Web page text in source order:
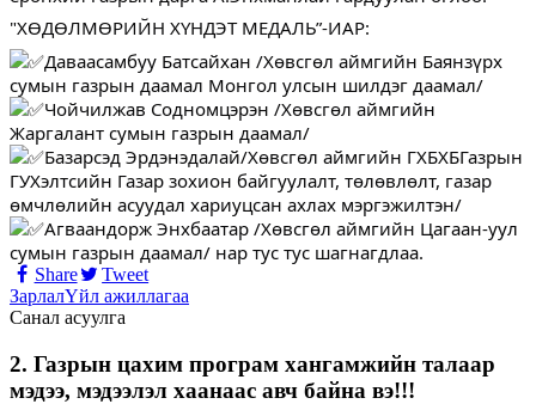
"ХӨДӨЛМӨРИЙН ХҮНДЭТ МЕДАЛЬ”-ИАР:
Даваасамбуу Батсайхан /Хөвсгөл аймгийн Баянзүрх
сумын газрын даамал Монгол улсын шилдэг даамал/
Чойчилжав Содномцэрэн /Хөвсгөл аймгийн
Жаргалант сумын газрын даамал/
Базарсэд Эрдэнэдалай/Хөвсгөл аймгийн ГХБХБГазрын
ГУХэлтсийн Газар зохион байгуулалт, төлөвлөлт, газар
өмчлөлийн асуудал хариуцсан ахлах мэргэжилтэн/
Агваандорж Энхбаатар /Хөвсгөл аймгийн Цагаан-уул
сумын газрын даамал/ нар тус тус шагнагдлаа.
Share
Tweet
ЗарлалҮйл ажиллагаа
Санал асуулга
2. Газрын цахим програм хангамжийн талаар
мэдээ, мэдээлэл хаанаас авч байна вэ!!!